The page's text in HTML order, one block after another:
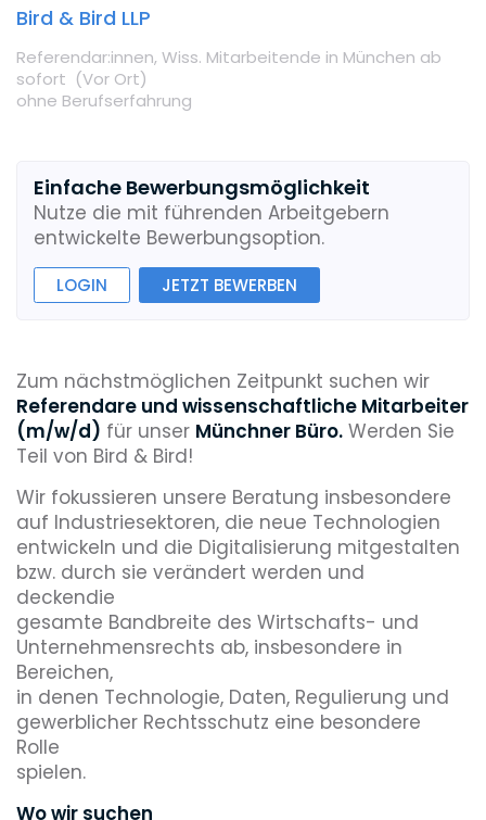
Bird & Bird LLP
Referendar:innen,Wiss. Mitarbeitende in München ab
sofort (Vor Ort)
ohne Berufserfahrung
Einfache Bewerbungsmöglichkeit
Nutze die mit führenden Arbeitgebern
entwickelte Bewerbungsoption.
LOGIN JETZT BEWERBEN
Zum nächstmöglichen Zeitpunkt suchen wir
Referendare und wissenschaftliche Mitarbeiter
(m/w/d) für unser Münchner Büro. Werden Sie
Teil von Bird & Bird!
Wir fokussieren unsere Beratung insbesondere
auf Industriesektoren, die neue Technologien
entwickeln und die Digitalisierung mitgestalten
bzw. durch sie verändert werden und
deckendie
gesamte Bandbreite des Wirtschafts- und
Unternehmensrechts ab, insbesondere in
Bereichen,
in denen Technologie, Daten, Regulierung und
gewerblicher Rechtsschutz eine besondere
Rolle
spielen.
Wo wir suchen